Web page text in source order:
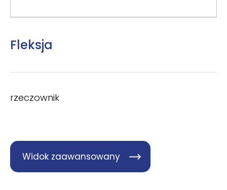
Fleksja
rzeczownik
Widok zaawansowany